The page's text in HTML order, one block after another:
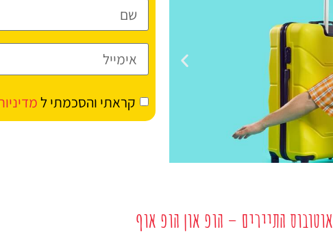
קראתי והסכמתי ל
אוטובוס התיירים – הופ און הופ אוף